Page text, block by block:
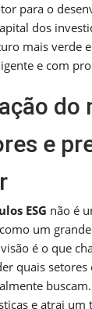
para o
dos
mais verde
e com
do
e
ESG não é
um
é o que
quais
e atrai um